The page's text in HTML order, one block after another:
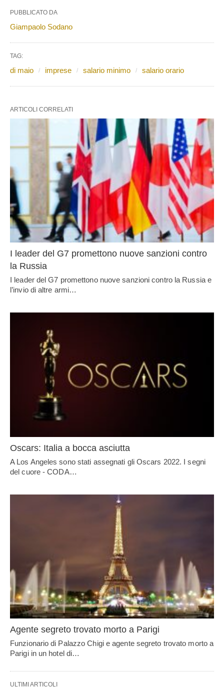
PUBBLICATO DA
Giampaolo Sodano
TAG:
di maio imprese salario minimo salario orario
ARTICOLI CORRELATI
I leader del G7 promettono nuove sanzioni contro
la Russia
I leader del G7 promettono nuove sanzioni contro la Russia e
l’invio di altre armi…
Oscars: Italia a bocca asciutta
A Los Angeles sono stati assegnati gli Oscars 2022. I segni
del cuore - CODA…
Agente segreto trovato morto a Parigi
Funzionario di Palazzo Chigi e agente segreto trovato morto a
Parigi in un hotel di…
ULTIMI ARTICOLI